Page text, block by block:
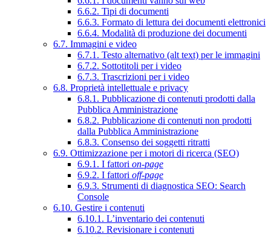
6.6.2. Tipi di documenti
6.6.3. Formato di lettura dei documenti elettronici
6.6.4. Modalità di produzione dei documenti
6.7. Immagini e video
6.7.1. Testo alternativo (alt text) per le immagini
6.7.2. Sottotitoli per i video
6.7.3. Trascrizioni per i video
6.8. Proprietà intellettuale e privacy
6.8.1. Pubblicazione di contenuti prodotti dalla
Pubblica Amministrazione
6.8.2. Pubblicazione di contenuti non prodotti
dalla Pubblica Amministrazione
6.8.3. Consenso dei soggetti ritratti
6.9. Ottimizzazione per i motori di ricerca (SEO)
6.9.1. I fattori on-page
6.9.2. I fattori off-page
6.9.3. Strumenti di diagnostica SEO: Search
Console
6.10. Gestire i contenuti
6.10.1. L’inventario dei contenuti
6.10.2. Revisionare i contenuti